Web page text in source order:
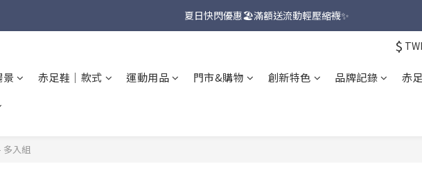
新品上市🔥九天聯名環台款【一吉邦火焰紅】
夏日快閃優惠🏖️滿額送流動輕壓縮襪✨
$
景 赤足鞋｜款式 運動用品 門市&購物 創新特色 品牌記錄
赤
多入組